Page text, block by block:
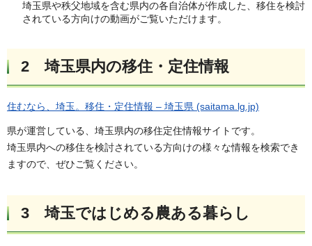
埼玉県や秩父地域を含む県内の各自治体が作成した、移住を検討
されている方向けの動画がご覧いただけます。
2 埼玉県内の移住・定住情報
住むなら、埼玉。移住・定住情報 – 埼玉県 (saitama.lg.jp)
県が運営している、埼玉県内の移住定住情報サイトです。
埼玉県内への移住を検討されている方向けの様々な情報を検索でき
ますので、ぜひご覧ください。
3 埼玉ではじめる農ある暮らし